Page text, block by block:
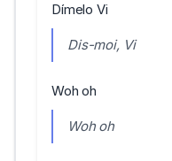
Dímelo Vi
Dis-moi, Vi
Woh oh
Woh oh